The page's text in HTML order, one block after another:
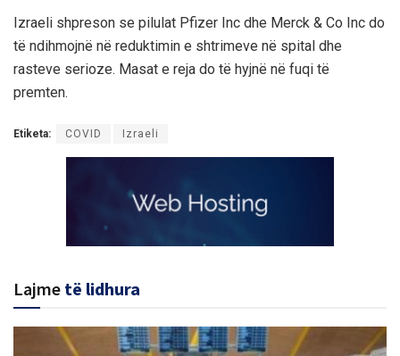
Izraeli shpreson se pilulat Pfizer Inc dhe Merck & Co Inc do
të ndihmojnë në reduktimin e shtrimeve në spital dhe
rasteve serioze. Masat e reja do të hyjnë në fuqi të
premten.
Etiketa: COVID Izraeli
Lajme të lidhura